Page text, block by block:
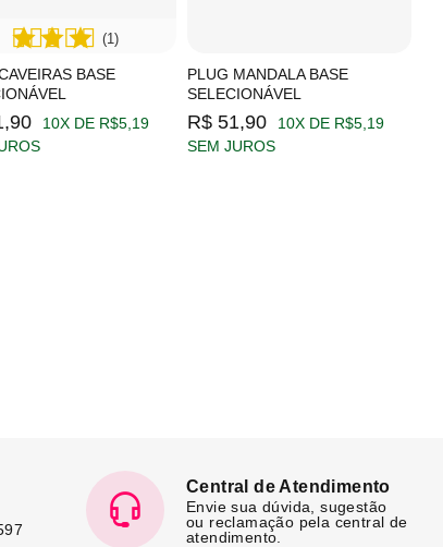
BASE
(1)
10X DE R$5,19
PLUG MANDALA BASE
SELECIONÁVEL
R$ 51,90
10X DE R$5,19
SEM JUROS
Central de Atendimento
Envie sua dúvida, sugestão
ou reclamação pela central de
atendimento.